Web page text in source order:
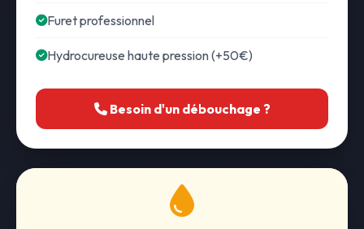
Furet professionnel
Hydrocureuse haute pression (+50€)
Besoin d'un débouchage ?